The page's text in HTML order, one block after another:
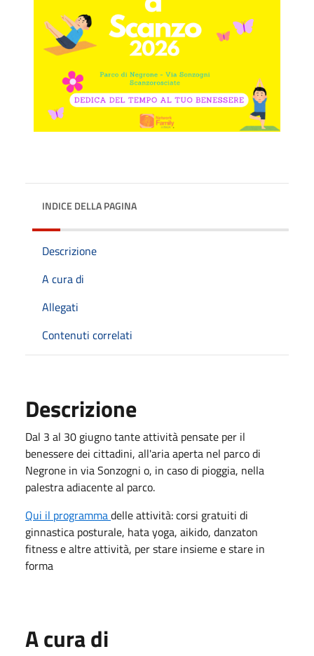
INDICE DELLA PAGINA
Descrizione
A cura di
Allegati
Contenuti correlati
Descrizione
Dal 3 al 30 giugno tante attività pensate per il
benessere dei cittadini, all'aria aperta nel parco di
Negrone in via Sonzogni o, in caso di pioggia, nella
palestra adiacente al parco.
Qui il programmadelle attività: corsi gratuiti di
ginnastica posturale, hata yoga, aikido, danzaton
fitness e altre attività, per stare insieme e stare in
forma
A cura di